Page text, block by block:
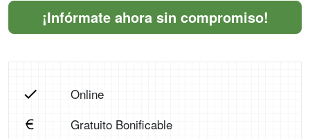
¡Infórmate ahora sin compromiso!
Online
Gratuito Bonificable